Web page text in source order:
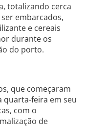
totalizando cerca
embarcados,
e cereais
durante os
do porto.
que começaram
quarta-feira em seu
com o
de